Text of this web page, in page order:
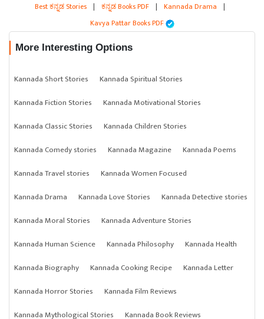
Best ಕನ್ನಡ Stories | ಕನ್ನಡ Books PDF | Kannada Drama |
Kavya Pattar Books PDF
More Interesting Options
Kannada Short Stories
Kannada Spiritual Stories
Kannada Fiction Stories
Kannada Motivational Stories
Kannada Classic Stories
Kannada Children Stories
Kannada Comedy stories
Kannada Magazine
Kannada Poems
Kannada Travel stories
Kannada Women Focused
Kannada Drama
Kannada Love Stories
Kannada Detective stories
Kannada Moral Stories
Kannada Adventure Stories
Kannada Human Science
Kannada Philosophy
Kannada Health
Kannada Biography
Kannada Cooking Recipe
Kannada Letter
Kannada Horror Stories
Kannada Film Reviews
Kannada Mythological Stories
Kannada Book Reviews